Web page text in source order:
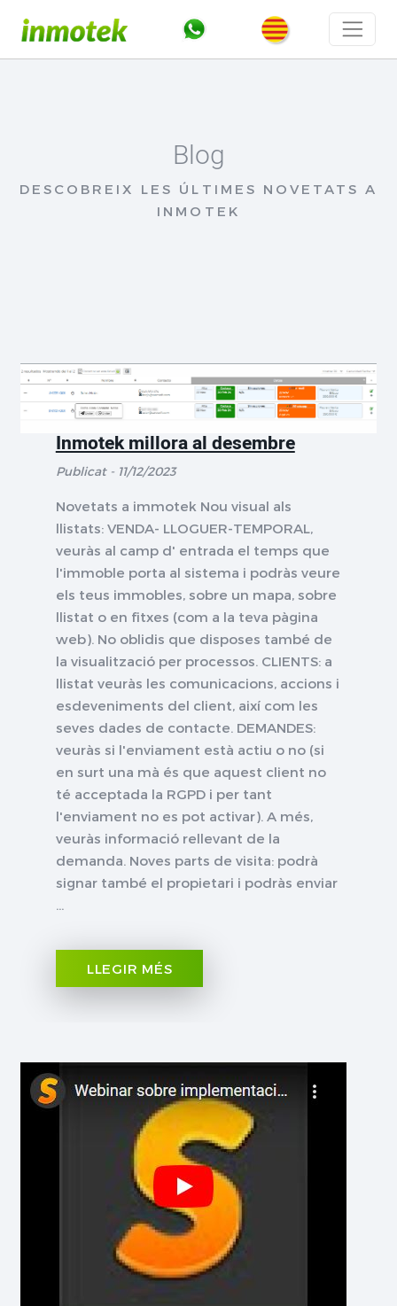
Blog
DESCOBREIX LES ÚLTIMES NOVETATS A
INMOTEK
Inmotek millora al desembre
Publicat - 11/12/2023
Novetats a immotek Nou visual als
llistats: VENDA- LLOGUER-TEMPORAL,
veuràs al camp d' entrada el temps que
l'immoble porta al sistema i podràs veure
els teus immobles, sobre un mapa, sobre
llistat o en fitxes (com a la teva pàgina
web). No oblidis que disposes també de
la visualització per processos. CLIENTS: a
llistat veuràs les comunicacions, accions i
esdeveniments del client, així com les
seves dades de contacte. DEMANDES:
veuràs si l'enviament està actiu o no (si
en surt una mà és que aquest client no
té acceptada la RGPD i per tant
l'enviament no es pot activar). A més,
veuràs informació rellevant de la
demanda. Noves parts de visita: podrà
signar també el propietari i podràs enviar
...
LLEGIR MÉS